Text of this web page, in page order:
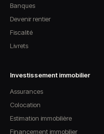
Banques
Devenir rentier
Fiscalité
Livrets
Investissement immobilier
Assurances
Colocation
Estimation immobilière
Financement immobilier